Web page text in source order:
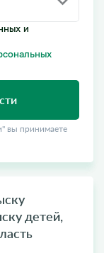
и
вы принимаете
детей,